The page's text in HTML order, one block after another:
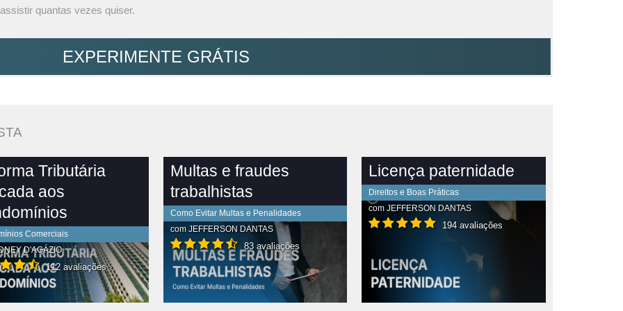
quantas vezes quiser.
EXPERIMENTE GRÁTIS
Tributária
aos
Comerciais
D'AGÁZIO
112 avaliações
Multas e fraudes
trabalhistas
Como Evitar Multas e Penalidades
com JEFFERSON DANTAS
83 avaliações
CONTEÚDO COMPLETO
Licença paternidade
Direitos e Boas Práticas
comJEFFERSON DANTAS
194 avaliações
VER CONTEÚDO COMPLETO